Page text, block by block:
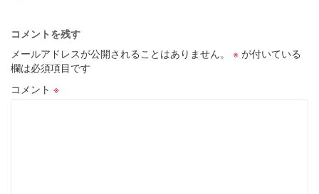
コメントを残す
メールアドレスが公開されることはありません。
※ が付いている
欄は必須項目です
コメント ※